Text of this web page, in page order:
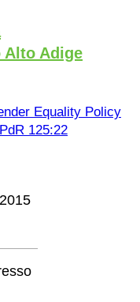
Adige
Equality Policy
125:22